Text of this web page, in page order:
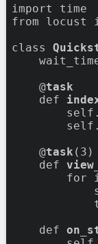
import
from locust
class
@task
def
@task ( 3 )
def
for
def